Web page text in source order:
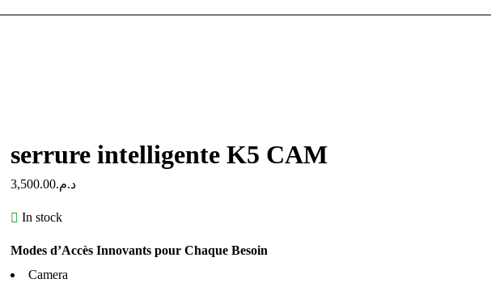
serrure intelligente K5 CAM
د.م.3,500.00
In stock
Modes d’Accès Innovants pour Chaque Besoin
Camera